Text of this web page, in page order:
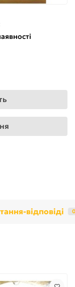
відповіді 0